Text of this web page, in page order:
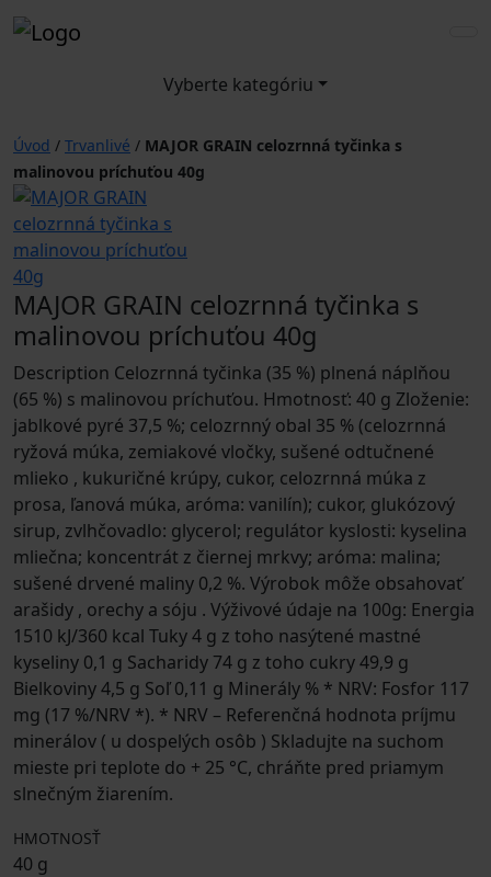
Vyberte kategóriu
Úvod / Trvanlivé / MAJOR GRAIN celozrnná tyčinka s
malinovou príchuťou 40g
MAJOR GRAIN celozrnná tyčinka s
malinovou príchuťou 40g
Description Celozrnná tyčinka (35 %) plnená náplňou
(65 %) s malinovou príchuťou. Hmotnosť: 40 g Zloženie:
jablkové pyré 37,5 %; celozrnný obal 35 % (celozrnná
ryžová múka, zemiakové vločky, sušené odtučnené
mlieko , kukuričné krúpy, cukor, celozrnná múka z
prosa, ľanová múka, aróma: vanilín); cukor, glukózový
sirup, zvlhčovadlo: glycerol; regulátor kyslosti: kyselina
mliečna; koncentrát z čiernej mrkvy; aróma: malina;
sušené drvené maliny 0,2 %. Výrobok môže obsahovať
arašidy , orechy a sóju . Výživové údaje na 100g: Energia
1510 kJ/360 kcal Tuky 4 g z toho nasýtené mastné
kyseliny 0,1 g Sacharidy 74 g z toho cukry 49,9 g
Bielkoviny 4,5 g Soľ 0,11 g Minerály % * NRV: Fosfor 117
mg (17 %/NRV *). * NRV – Referenčná hodnota príjmu
minerálov ( u dospelých osôb ) Skladujte na suchom
mieste pri teplote do + 25 °C, chráňte pred priamym
slnečným žiarením.
HMOTNOSŤ
40 g